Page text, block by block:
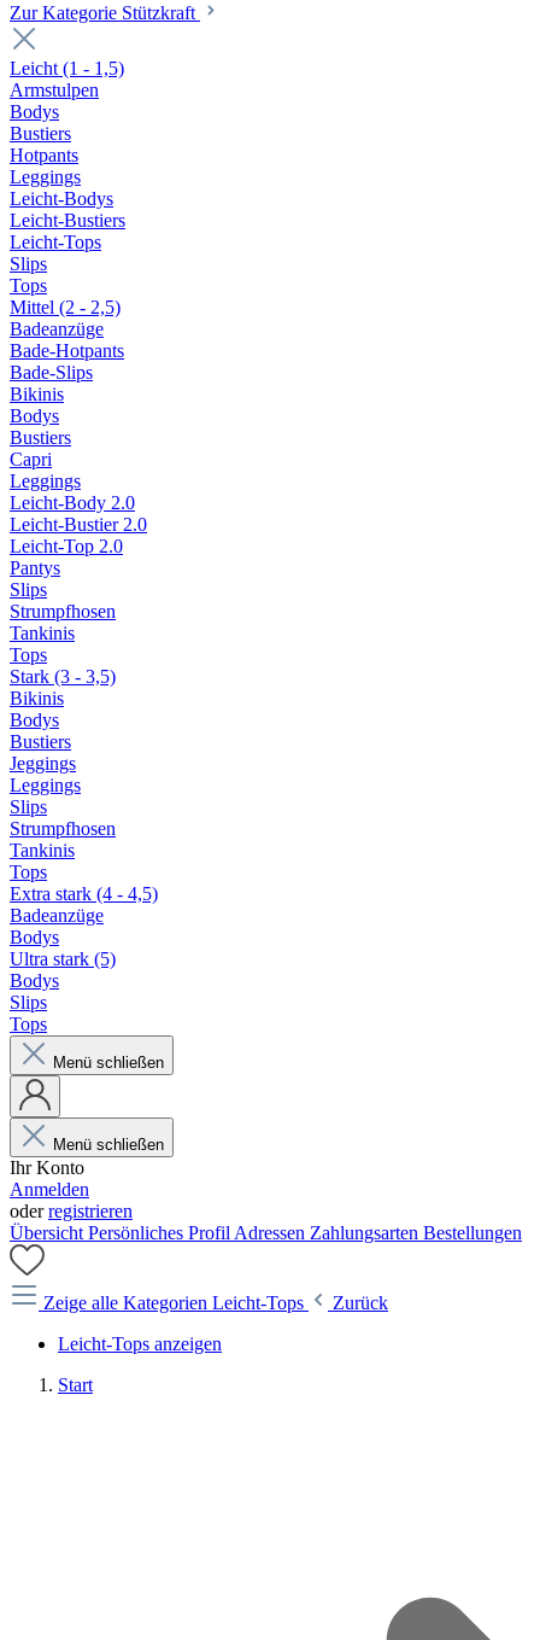
Zur Kategorie Stützkraft
Leicht (1 - 1,5)
Armstulpen
Bodys
Bustiers
Hotpants
Leggings
Leicht-Bodys
Leicht-Bustiers
Leicht-Tops
Slips
Tops
Mittel (2 - 2,5)
Badeanzüge
Bade-Hotpants
Bade-Slips
Bikinis
Bodys
Bustiers
Capri
Leggings
Leicht-Body 2.0
Leicht-Bustier 2.0
Leicht-Top 2.0
Pantys
Slips
Strumpfhosen
Tankinis
Tops
Stark (3 - 3,5)
Bikinis
Bodys
Bustiers
Jeggings
Leggings
Slips
Strumpfhosen
Tankinis
Tops
Extra stark (4 - 4,5)
Badeanzüge
Bodys
Ultra stark (5)
Bodys
Slips
Tops
Menü schließen
Menü schließen
Ihr Konto
Anmelden
oderregistrieren
Übersicht Persönliches Profil Adressen Zahlungsarten Bestellungen
Zeige alle Kategorien Leicht-Tops
Zurück
Leicht-Tops anzeigen
Start